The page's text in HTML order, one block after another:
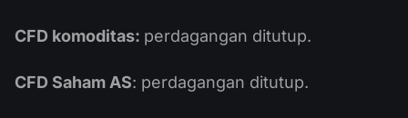
CFD komoditas: perdagangan ditutup.
CFD Saham AS: perdagangan ditutup.